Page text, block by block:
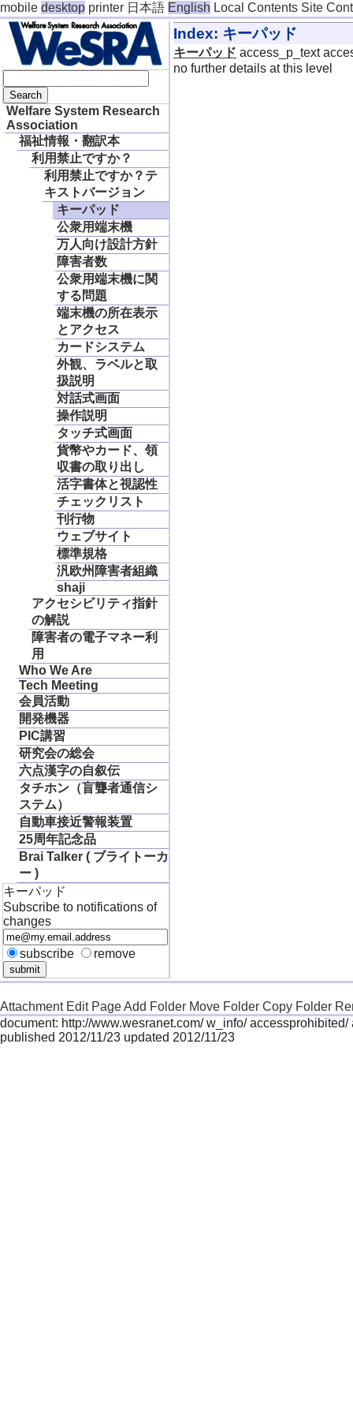
mobile desktop printer 日本語 English Local Contents Site
Welfare System Research
Association
福祉情報・翻訳本
利用禁止ですか？
利用禁止ですか？テ
キストバージョン
キーパッド
公衆用端末機
万人向け設計方針
障害者数
公衆用端末機に関
する問題
端末機の所在表示
とアクセス
カードシステム
外観、ラベルと取
扱説明
対話式画面
操作説明
タッチ式画面
貨幣やカード、領
収書の取り出し
活字書体と視認性
チェックリスト
刊行物
ウェブサイト
標準規格
汎欧州障害者組織
shaji
アクセシビリティ指針
の解説
障害者の電子マネー利
用
Who We Are
Tech Meeting
会員活動
開発機器
PIC講習
研究会の総会
六点漢字の自叙伝
タチホン（盲聾者通信シ
ステム）
自動車接近警報装置
25周年記念品
Brai Talker ( ブライトーカ
ー )
キーパッド
Subscribe to notifications of
changes
subscribe remove
Index: キーパッド
キーパッド access_p_text
no further details at this level
Attachment Edit PageAdd Folder Move Folder Copy Folder
document: http://www.wesranet.com/ w_info/
published 2012/11/23 updated 2012/11/23